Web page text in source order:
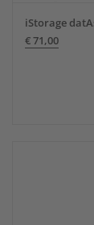
iStorage
€71,00